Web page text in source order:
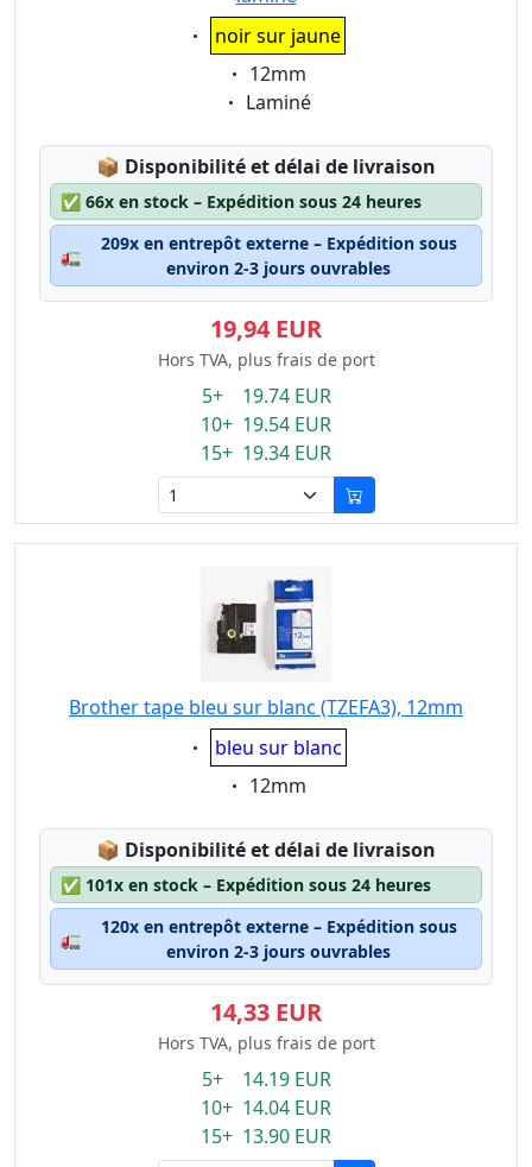
Eigenschaft:
noir sur jaune
Eigenschaft:
12mm
Eigenschaft:
Laminé
📦 Lagerstatus:
Disponibilité et délai de livraison
✅ 66x en stock – Expédition sous 24 heures
🚛
209x en entrepôt externe – Expédition sous
environ 2-3 jours ouvrables
19,94 EUR
Hors TVA, plus frais de port
5+ 19.74 EUR
10+ 19.54 EUR
15+ 19.34 EUR
Brother tape bleu sur blanc (TZEFA3), 12mm
Eigenschaft:
bleu sur blanc
Eigenschaft:
12mm
📦 Lagerstatus:
Disponibilité et délai de livraison
✅ 101x en stock – Expédition sous 24 heures
🚛
120x en entrepôt externe – Expédition sous
environ 2-3 jours ouvrables
14,33 EUR
Hors TVA, plus frais de port
5+ 14.19 EUR
10+ 14.04 EUR
15+ 13.90 EUR